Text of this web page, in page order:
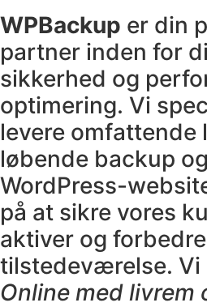
WPBackup er din
partner inden for
sikkerhed og
optimering. Vi
levere omfattende
løbende backup
WordPress-
på at sikre vores
aktiver og
tilstedeværelse. Vi
Online med livrem